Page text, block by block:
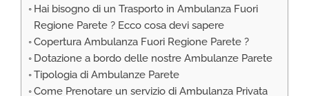
Hai bisogno di un Trasporto in Ambulanza Fuori
Regione Parete ? Ecco cosa devi sapere
Copertura Ambulanza Fuori Regione Parete ?
Dotazione a bordo delle nostre Ambulanze Parete
Tipologia di Ambulanze Parete
Come Prenotare un servizio di Ambulanza Privata